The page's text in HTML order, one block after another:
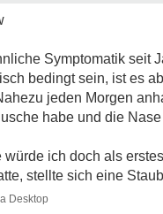
Symptomatik seit
bedingt sein, ist es
jeden Morgen
habe und die
ich doch als
stellte sich eine